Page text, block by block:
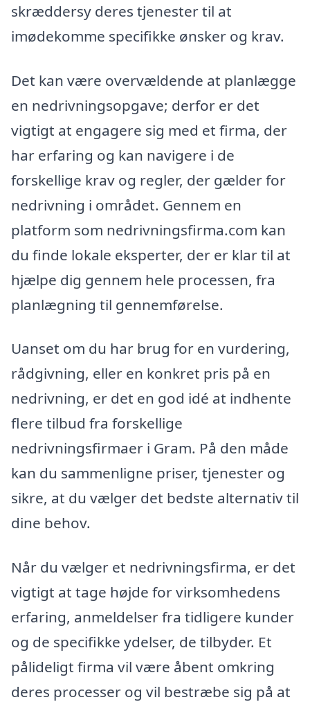
skræddersy deres tjenester til at
imødekomme specifikke ønsker og krav.
Det kan være overvældende at planlægge
en nedrivningsopgave; derfor er det
vigtigt at engagere sig med et firma, der
har erfaring og kan navigere i de
forskellige krav og regler, der gælder for
nedrivning i området. Gennem en
platform som nedrivningsfirma.com kan
du finde lokale eksperter, der er klar til at
hjælpe dig gennem hele processen, fra
planlægning til gennemførelse.
Uanset om du har brug for en vurdering,
rådgivning, eller en konkret pris på en
nedrivning, er det en god idé at indhente
flere tilbud fra forskellige
nedrivningsfirmaer i Gram. På den måde
kan du sammenligne priser, tjenester og
sikre, at du vælger det bedste alternativ til
dine behov.
Når du vælger et nedrivningsfirma, er det
vigtigt at tage højde for virksomhedens
erfaring, anmeldelser fra tidligere kunder
og de specifikke ydelser, de tilbyder. Et
pålideligt firma vil være åbent omkring
deres processer og vil bestræbe sig på at